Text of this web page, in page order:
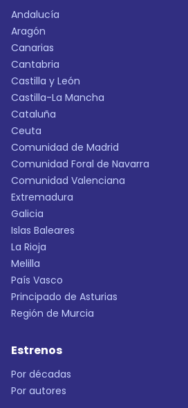
Andalucía
Aragón
Canarias
Cantabria
Castilla y León
Castilla-La Mancha
Cataluña
Ceuta
Comunidad de Madrid
Comunidad Foral de Navarra
Comunidad Valenciana
Extremadura
Galicia
Islas Baleares
La Rioja
Melilla
País Vasco
Principado de Asturias
Región de Murcia
Estrenos
Por décadas
Por autores